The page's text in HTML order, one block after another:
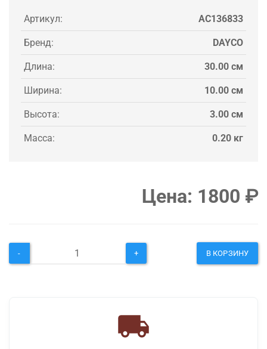
Артикул: AC136833
Бренд: DAYCO
Длина: 30.00 см
Ширина: 10.00 см
Высота: 3.00 см
Масса: 0.20 кг
Цена: 1800 ₽
- + В КОРЗИНУ